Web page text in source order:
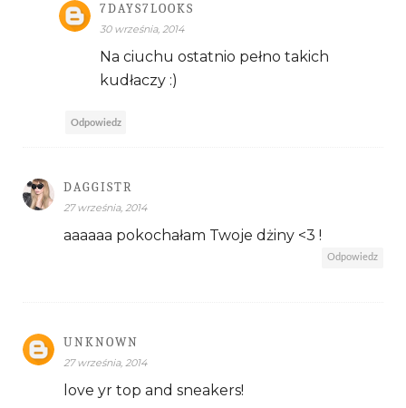
7DAYS7LOOKS
30 września, 2014
Na ciuchu ostatnio pełno takich
kudłaczy :)
Odpowiedz
DAGGISTR
27 września, 2014
aaaaaa pokochałam Twoje dżiny <3 !
Odpowiedz
UNKNOWN
27 września, 2014
love yr top and sneakers!